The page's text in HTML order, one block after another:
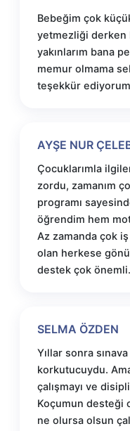
Bebeğim çok
yetmezliği derken
yakınlarım bana
memur olmama
teşekkür ediyorum
AYŞE NUR
Çocuklarımla
zordu, zamanım
programı
öğrendim hem
Az zamanda çok
olan herkese
destek çok önemli.
SELMA ÖZDEN
Yıllar sonra
korkutucuydu.
çalışmayı ve
Koçumun desteği
ne olursa olsun